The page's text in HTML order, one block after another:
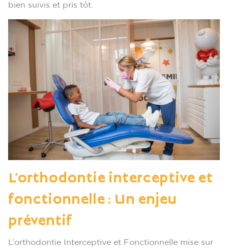
bien suivis et pris tôt.
L’orthodontie interceptive et
fonctionnelle : Un enjeu
préventif
L’orthodontie Interceptive et Fonctionnelle mise sur